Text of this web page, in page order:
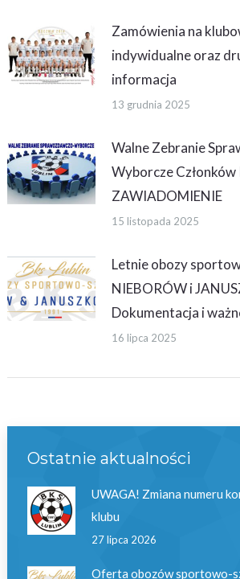
Zamówienia na
indywidualne oraz
informacja
13 grudnia 2025
Walne Zebranie
Wyborcze Członków
ZAWIADOMIENIE
15 listopada 2025
Letnie obozy
NIEBORÓW i
Dokumentacja i
16 lipca 2025
Ostatnie aktualności
UWAGA! Zmiana numeru
klubu
27 lipca 2026
Oferta obozów sportowo-